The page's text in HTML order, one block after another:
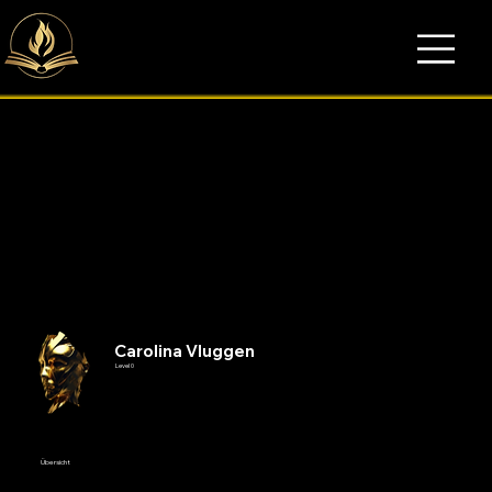
Übersicht
Carolina Vluggen
Level 0